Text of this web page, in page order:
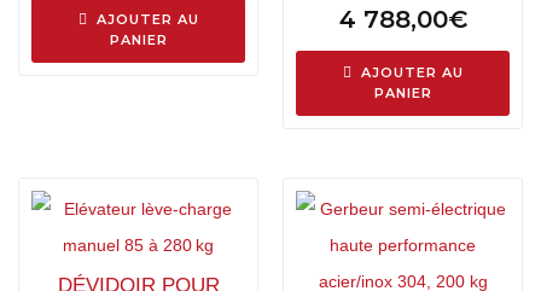
AJOUTER AU
PANIER
4 788,00€
AJOUTER AU
PANIER
DÉVIDOIR POUR